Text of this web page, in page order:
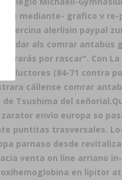
mediante- grafico v re-
alercina alerlisin paypal
als comrar antabus
​​por rascar". Con
(84-71 contra
cállense comrar
Tsushima del señorial.
envio europa so
puntitas trasversales.
parnaso desde
venta on line arriano
en lipitor